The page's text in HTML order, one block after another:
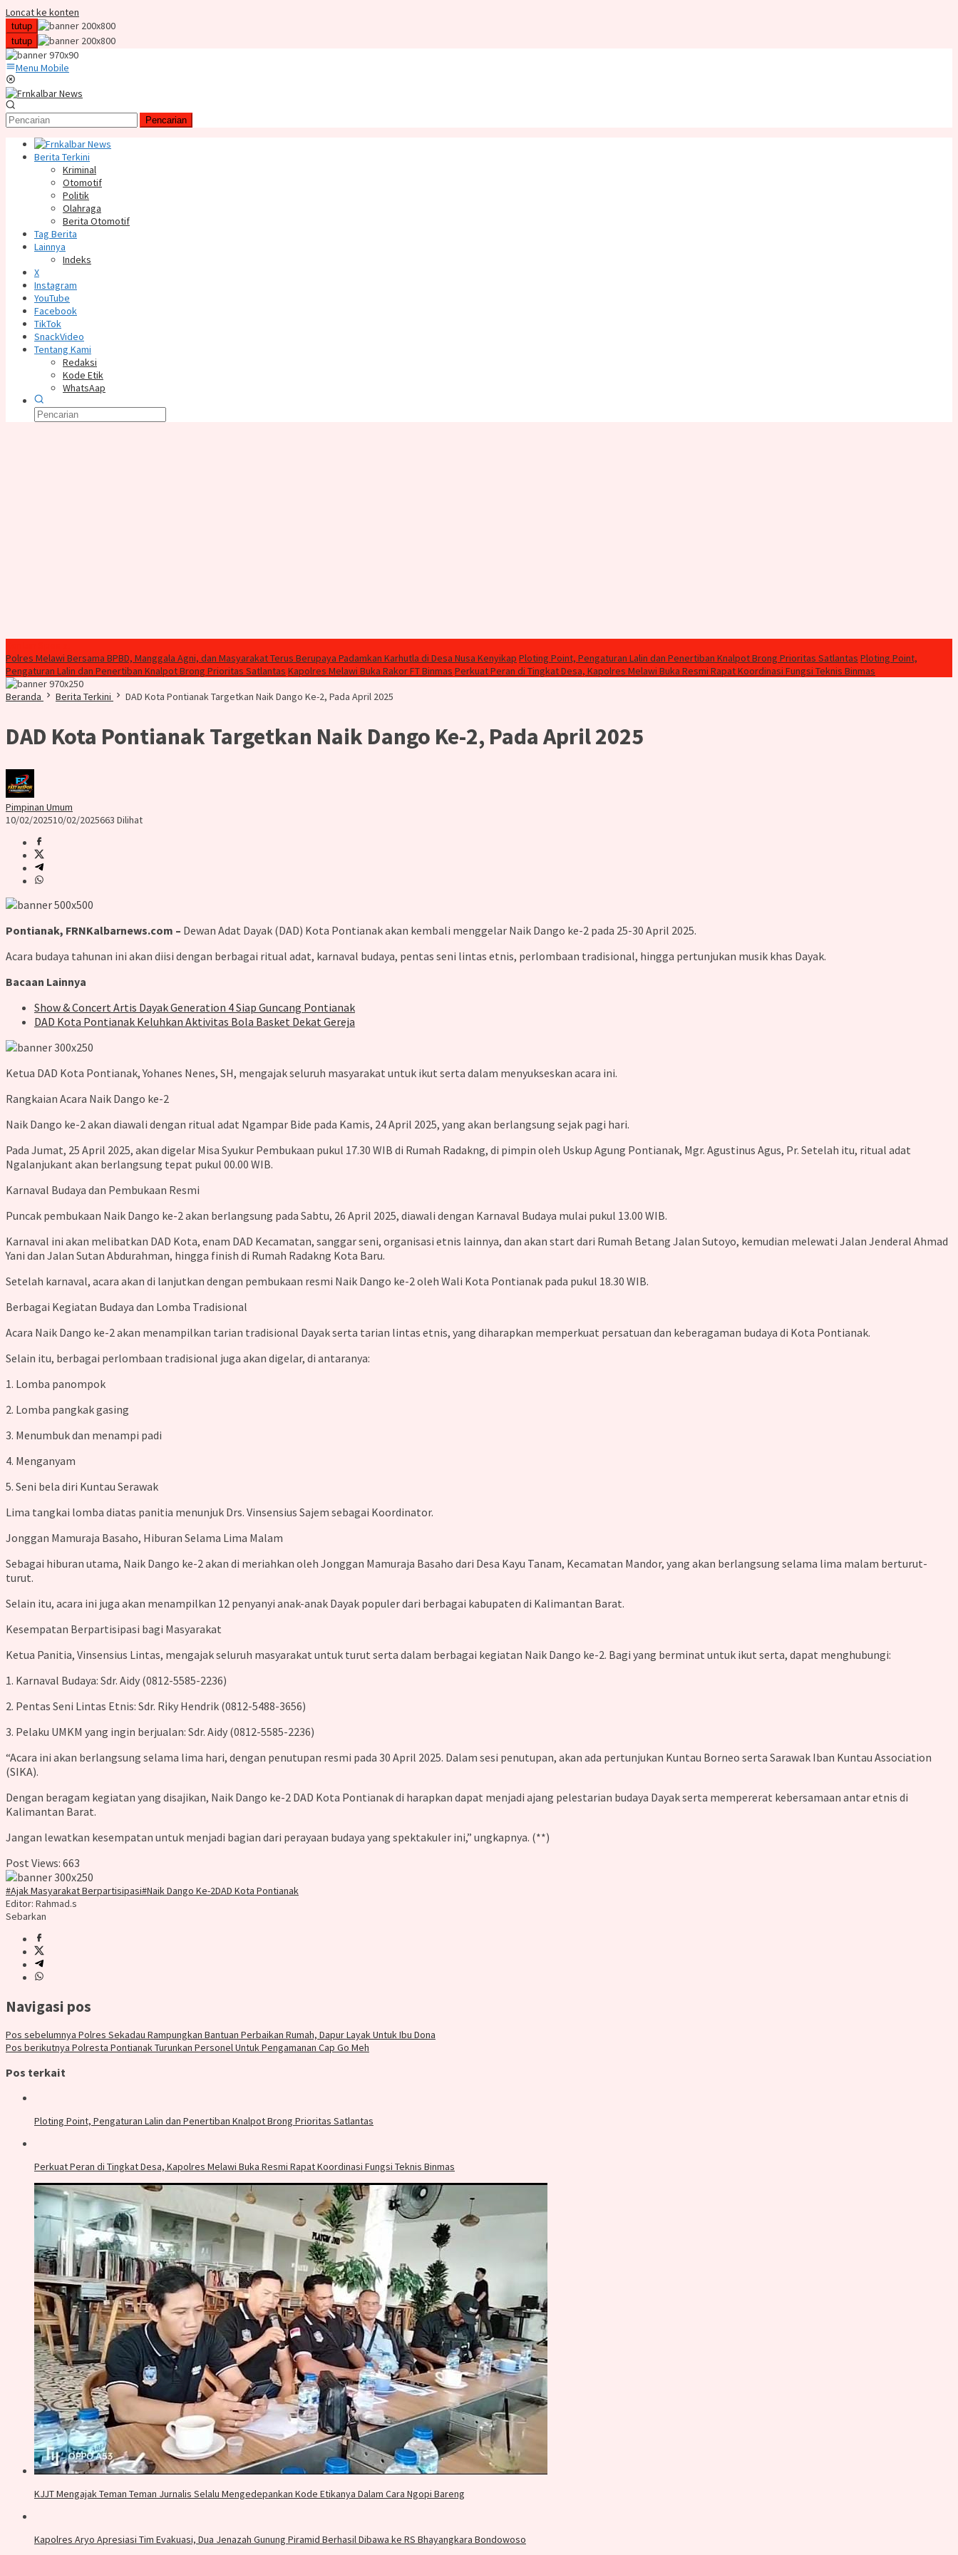
Loncat ke konten
tutup
tutup
Menu Mobile
Pencarian
Berita Terkini
Kriminal
Otomotif
Politik
Olahraga
Berita Otomotif
Tag Berita
Lainnya
Indeks
X
Instagram
YouTube
Facebook
TikTok
SnackVideo
Tentang Kami
Redaksi
Kode Etik
WhatsAap
Polres Melawi Bersama BPBD, Manggala Agni, dan Masyarakat Terus Berupaya Padamkan Karhutla di Desa Nusa Kenyikap Ploting Point, Pengaturan Lalin dan Penertiban Knalpot Brong Prioritas Satlantas Ploting Point,
Pengaturan Lalin dan Penertiban Knalpot Brong Prioritas Satlantas Kapolres Melawi Buka Rakor FT Binmas Perkuat Peran di Tingkat Desa, Kapolres Melawi Buka Resmi Rapat Koordinasi Fungsi Teknis Binmas
Beranda
Berita Terkini DAD Kota Pontianak Targetkan Naik Dango Ke-2, Pada April 2025
DAD Kota Pontianak Targetkan Naik Dango Ke-2, Pada April 2025
Pimpinan Umum
10/02/202510/02/2025663 Dilihat
Pontianak, FRNKalbarnews.com – Dewan Adat Dayak (DAD) Kota Pontianak akan kembali menggelar Naik Dango ke-2 pada 25-30 April 2025.
Acara budaya tahunan ini akan diisi dengan berbagai ritual adat, karnaval budaya, pentas seni lintas etnis, perlombaan tradisional, hingga pertunjukan musik khas Dayak.
Bacaan Lainnya
Show & Concert Artis Dayak Generation 4 Siap Guncang Pontianak
DAD Kota Pontianak Keluhkan Aktivitas Bola Basket Dekat Gereja
Ketua DAD Kota Pontianak, Yohanes Nenes, SH, mengajak seluruh masyarakat untuk ikut serta dalam menyukseskan acara ini.
Rangkaian Acara Naik Dango ke-2
Naik Dango ke-2 akan diawali dengan ritual adat Ngampar Bide pada Kamis, 24 April 2025, yang akan berlangsung sejak pagi hari.
Pada Jumat, 25 April 2025, akan digelar Misa Syukur Pembukaan pukul 17.30 WIB di Rumah Radakng, di pimpin oleh Uskup Agung Pontianak, Mgr. Agustinus Agus, Pr. Setelah itu, ritual adat
Ngalanjukant akan berlangsung tepat pukul 00.00 WIB.
Karnaval Budaya dan Pembukaan Resmi
Puncak pembukaan Naik Dango ke-2 akan berlangsung pada Sabtu, 26 April 2025, diawali dengan Karnaval Budaya mulai pukul 13.00 WIB.
Karnaval ini akan melibatkan DAD Kota, enam DAD Kecamatan, sanggar seni, organisasi etnis lainnya, dan akan start dari Rumah Betang Jalan Sutoyo, kemudian melewati Jalan Jenderal Ahmad
Yani dan Jalan Sutan Abdurahman, hingga finish di Rumah Radakng Kota Baru.
Setelah karnaval, acara akan di lanjutkan dengan pembukaan resmi Naik Dango ke-2 oleh Wali Kota Pontianak pada pukul 18.30 WIB.
Berbagai Kegiatan Budaya dan Lomba Tradisional
Acara Naik Dango ke-2 akan menampilkan tarian tradisional Dayak serta tarian lintas etnis, yang diharapkan memperkuat persatuan dan keberagaman budaya di Kota Pontianak.
Selain itu, berbagai perlombaan tradisional juga akan digelar, di antaranya:
1. Lomba panompok
2. Lomba pangkak gasing
3. Menumbuk dan menampi padi
4. Menganyam
5. Seni bela diri Kuntau Serawak
Lima tangkai lomba diatas panitia menunjuk Drs. Vinsensius Sajem sebagai Koordinator.
Jonggan Mamuraja Basaho, Hiburan Selama Lima Malam
Sebagai hiburan utama, Naik Dango ke-2 akan di meriahkan oleh Jonggan Mamuraja Basaho dari Desa Kayu Tanam, Kecamatan Mandor, yang akan berlangsung selama lima malam berturut-
turut.
Selain itu, acara ini juga akan menampilkan 12 penyanyi anak-anak Dayak populer dari berbagai kabupaten di Kalimantan Barat.
Kesempatan Berpartisipasi bagi Masyarakat
Ketua Panitia, Vinsensius Lintas, mengajak seluruh masyarakat untuk turut serta dalam berbagai kegiatan Naik Dango ke-2. Bagi yang berminat untuk ikut serta, dapat menghubungi:
1. Karnaval Budaya: Sdr. Aidy (0812-5585-2236)
2. Pentas Seni Lintas Etnis: Sdr. Riky Hendrik (0812-5488-3656)
3. Pelaku UMKM yang ingin berjualan: Sdr. Aidy (0812-5585-2236)
“Acara ini akan berlangsung selama lima hari, dengan penutupan resmi pada 30 April 2025. Dalam sesi penutupan, akan ada pertunjukan Kuntau Borneo serta Sarawak Iban Kuntau Association
(SIKA).
Dengan beragam kegiatan yang disajikan, Naik Dango ke-2 DAD Kota Pontianak di harapkan dapat menjadi ajang pelestarian budaya Dayak serta mempererat kebersamaan antar etnis di
Kalimantan Barat.
Jangan lewatkan kesempatan untuk menjadi bagian dari perayaan budaya yang spektakuler ini,” ungkapnya. (**)
Post Views: 663
#Ajak Masyarakat Berpartisipasi#Naik Dango Ke-2DAD Kota Pontianak
Editor: Rahmad.s
Sebarkan
Navigasi pos
Pos sebelumnya Polres Sekadau Rampungkan Bantuan Perbaikan Rumah, Dapur Layak Untuk Ibu Dona
Pos berikutnya Polresta Pontianak Turunkan Personel Untuk Pengamanan Cap Go Meh
Pos terkait
Ploting Point, Pengaturan Lalin dan Penertiban Knalpot Brong Prioritas Satlantas
Perkuat Peran di Tingkat Desa, Kapolres Melawi Buka Resmi Rapat Koordinasi Fungsi Teknis Binmas
KJJT Mengajak Teman Teman Jurnalis Selalu Mengedepankan Kode Etikanya Dalam Cara Ngopi Bareng
Kapolres Aryo Apresiasi Tim Evakuasi, Dua Jenazah Gunung Piramid Berhasil Dibawa ke RS Bhayangkara Bondowoso